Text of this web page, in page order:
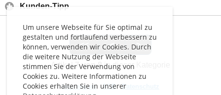
Um unsere Webseite für Sie optimal zu
gestalten und fortlaufend verbessern zu
können, verwenden wir Cookies. Durch
die weitere Nutzung der Webseite
stimmen Sie der Verwendung von
Cookies zu. Weitere Informationen zu
Cookies erhalten Sie in unserer
Kunden-Tipp
<< < >
Artikel7 von 8in dieser Kategorie
Impressum-AGB-Datenschutz